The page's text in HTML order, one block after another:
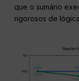
que o sumário
rigorosos de